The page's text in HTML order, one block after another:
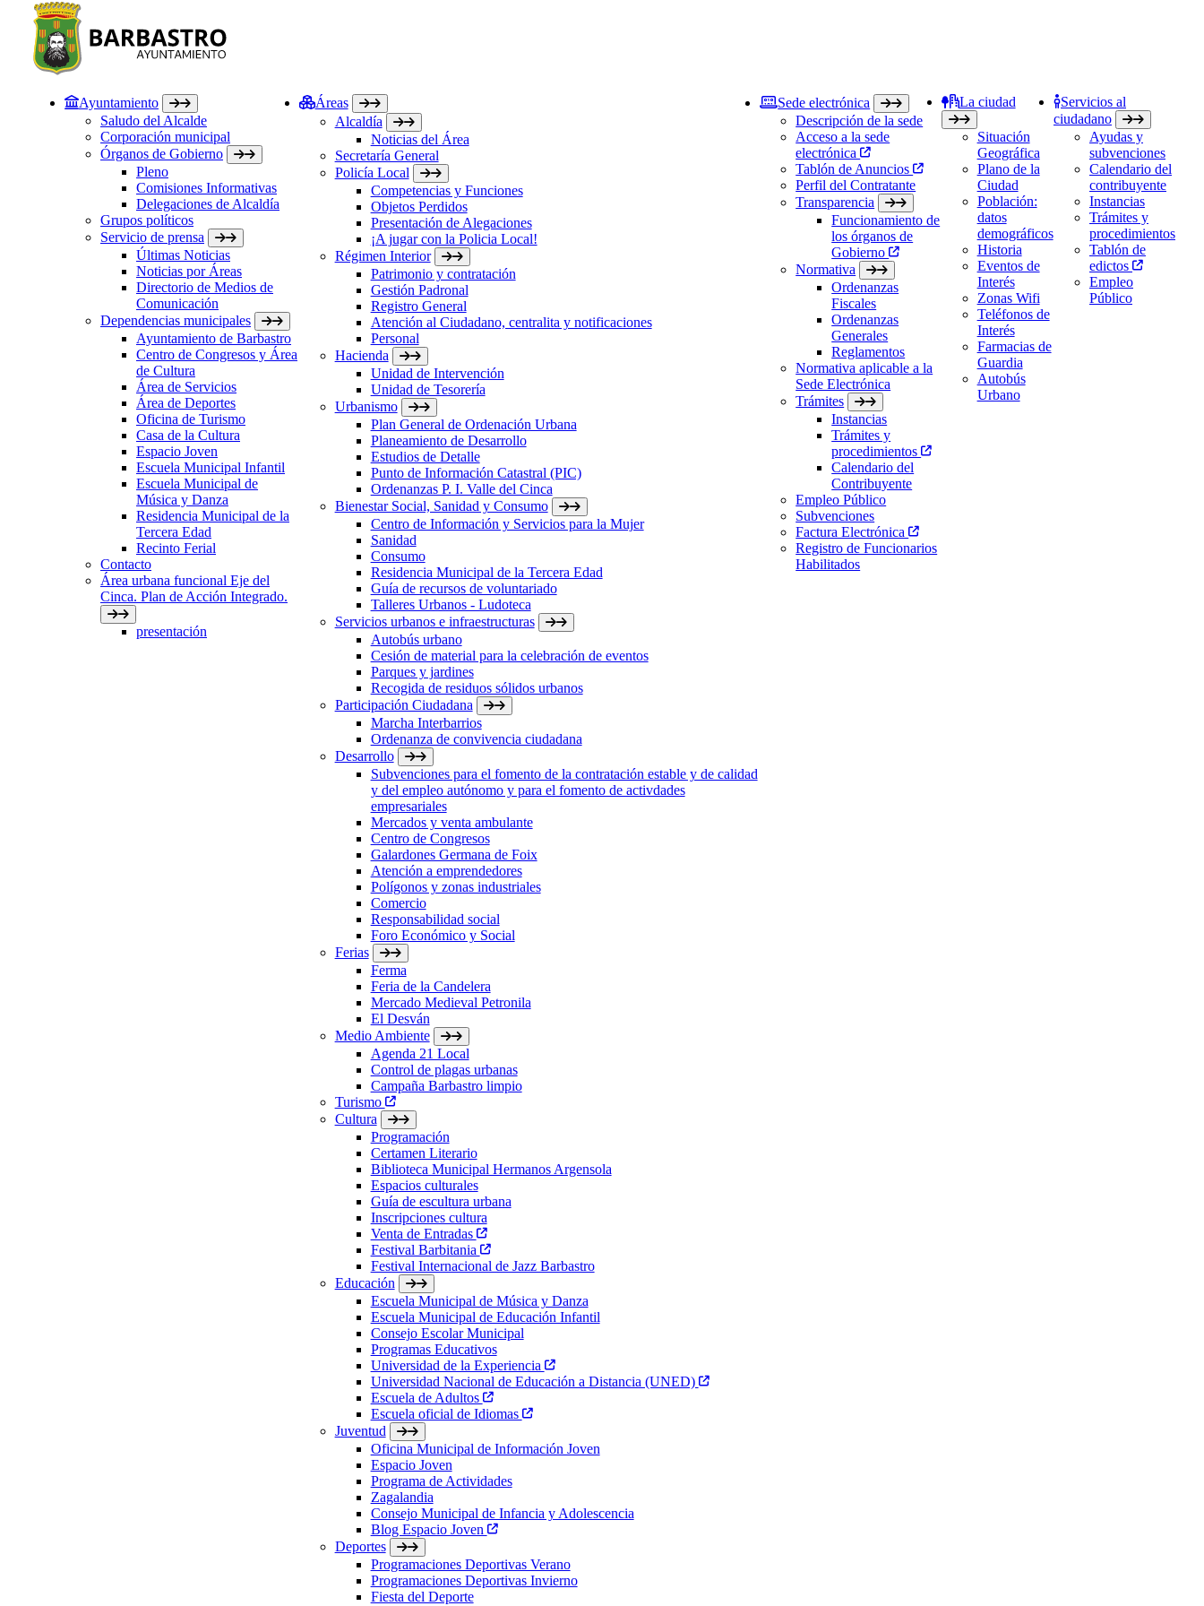
Ayuntamiento
Saludo del Alcalde
Corporación municipal
Órganos de Gobierno
Pleno
Comisiones Informativas
Delegaciones de Alcaldía
Grupos políticos
Servicio de prensa
Últimas Noticias
Noticias por Áreas
Directorio de Medios de
Comunicación
Dependencias municipales
Ayuntamiento de Barbastro
Centro de Congresos y Área
de Cultura
Área de Servicios
Área de Deportes
Oficina de Turismo
Casa de la Cultura
Espacio Joven
Escuela Municipal Infantil
Escuela Municipal de
Música y Danza
Residencia Municipal de la
Tercera Edad
Recinto Ferial
Contacto
Área urbana funcional Eje del
Cinca. Plan de Acción Integrado.
presentación
Áreas
Alcaldía
Noticias del Área
Secretaría General
Policía Local
Competencias y Funciones
Objetos Perdidos
Presentación de Alegaciones
¡A jugar con la Policia Local!
Régimen Interior
Patrimonio y contratación
Gestión Padronal
Registro General
Atención al Ciudadano, centralita y notificaciones
Personal
Hacienda
Unidad de Intervención
Unidad de Tesorería
Urbanismo
Plan General de Ordenación Urbana
Planeamiento de Desarrollo
Estudios de Detalle
Punto de Información Catastral (PIC)
Ordenanzas P. I. Valle del Cinca
Bienestar Social, Sanidad y Consumo
Centro de Información y Servicios para la Mujer
Sanidad
Consumo
Residencia Municipal de la Tercera Edad
Guía de recursos de voluntariado
Talleres Urbanos - Ludoteca
Servicios urbanos e infraestructuras
Autobús urbano
Cesión de material para la celebración de eventos
Parques y jardines
Recogida de residuos sólidos urbanos
Participación Ciudadana
Marcha Interbarrios
Ordenanza de convivencia ciudadana
Desarrollo
Subvenciones para el fomento de la contratación estable y de calidad
y del empleo autónomo y para el fomento de activdades
empresariales
Mercados y venta ambulante
Centro de Congresos
Galardones Germana de Foix
Atención a emprendedores
Polígonos y zonas industriales
Comercio
Responsabilidad social
Foro Económico y Social
Ferias
Ferma
Feria de la Candelera
Mercado Medieval Petronila
El Desván
Medio Ambiente
Agenda 21 Local
Control de plagas urbanas
Campaña Barbastro limpio
Turismo
Cultura
Programación
Certamen Literario
Biblioteca Municipal Hermanos Argensola
Espacios culturales
Guía de escultura urbana
Inscripciones cultura
Venta de Entradas
Festival Barbitania
Festival Internacional de Jazz Barbastro
Educación
Escuela Municipal de Música y Danza
Escuela Municipal de Educación Infantil
Consejo Escolar Municipal
Programas Educativos
Universidad de la Experiencia
Universidad Nacional de Educación a Distancia (UNED)
Escuela de Adultos
Escuela oficial de Idiomas
Juventud
Oficina Municipal de Información Joven
Espacio Joven
Programa de Actividades
Zagalandia
Consejo Municipal de Infancia y Adolescencia
Blog Espacio Joven
Deportes
Programaciones Deportivas Verano
Programaciones Deportivas Invierno
Fiesta del Deporte
Sede electrónica
Descripción de la sede
Acceso a la sede
electrónica
Tablón de Anuncios
Perfil del Contratante
Transparencia
Funcionamiento de
los órganos de
Gobierno
Normativa
Ordenanzas
Fiscales
Ordenanzas
Generales
Reglamentos
Normativa aplicable a la
Sede Electrónica
Trámites
Instancias
Trámites y
procedimientos
Calendario del
Contribuyente
Empleo Público
Subvenciones
Factura Electrónica
Registro de Funcionarios
Habilitados
La ciudad
Situación
Geográfica
Plano de la
Ciudad
Población:
datos
demográficos
Historia
Eventos de
Interés
Zonas Wifi
Teléfonos de
Interés
Farmacias de
Guardia
Autobús
Urbano
Servicios al
ciudadano
Ayudas y
subvenciones
Calendario del
contribuyente
Instancias
Trámites y
procedimientos
Tablón de
edictos
Empleo
Público